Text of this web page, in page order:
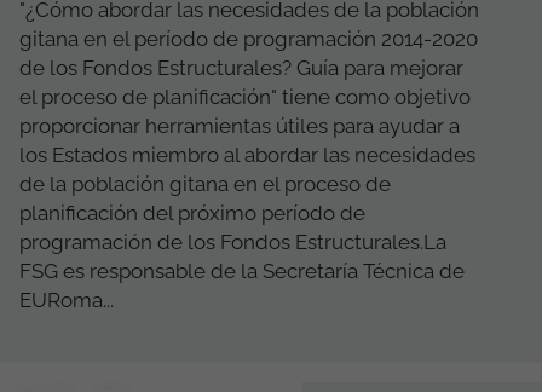
"¿Cómo abordar las necesidades de la población
gitana en el período de programación 2014-2020
de los Fondos Estructurales? Guía para mejorar
el proceso de planificación" tiene como objetivo
proporcionar herramientas útiles para ayudar a
los Estados miembro al abordar las necesidades
de la población gitana en el proceso de
planificación del próximo período de
programación de los Fondos Estructurales.La
FSG es responsable de la Secretaría Técnica de
EURoma...